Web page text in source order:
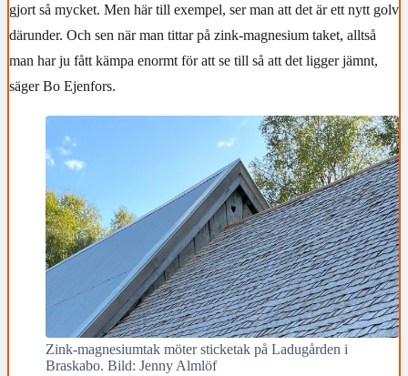
gjort så mycket. Men här till exempel, ser man att det är ett nytt golv
därunder. Och sen när man tittar på zink-magnesium taket, alltså
man har ju fått kämpa enormt för att se till så att det ligger jämnt,
säger Bo Ejenfors.
Zink-magnesiumtak möter sticketak på Ladugården i
Braskabo. Bild: Jenny Almlöf